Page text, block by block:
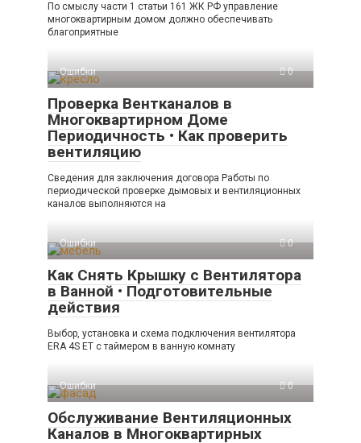
По смыслу части 1 статьи 161 ЖК РФ управление
многоквартирным домом должно обеспечивать
благоприятные
Ошибки 0
Проверка Вентканалов в
Многоквартирном Доме
Периодичность • Как проверить
вентиляцию
Сведения для заключения договора Работы по
периодической проверке дымовых и вентиляционных
каналов выполняются на
Ошибки 0
Как Снять Крышку с Вентилятора
в Ванной • Подготовительные
действия
Выбор, установка и схема подключения вентилятора
ERA 4S ET с таймером в ванную комнату
Ошибки 0
Обслуживание Вентиляционных
Каналов в Многоквартирных